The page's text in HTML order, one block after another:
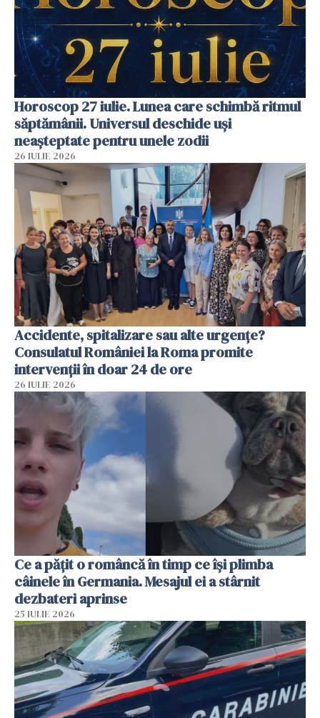
Horoscop 27 iulie. Lunea care schimbă ritmul
săptămânii. Universul deschide uși
neașteptate pentru unele zodii
26 IULIE 2026
Accidente, spitalizare sau alte urgențe?
Consulatul României la Roma promite
intervenții în doar 24 de ore
26 IULIE 2026
Ce a pățit o româncă în timp ce își plimba
câinele în Germania. Mesajul ei a stârnit
dezbateri aprinse
25 IULIE 2026